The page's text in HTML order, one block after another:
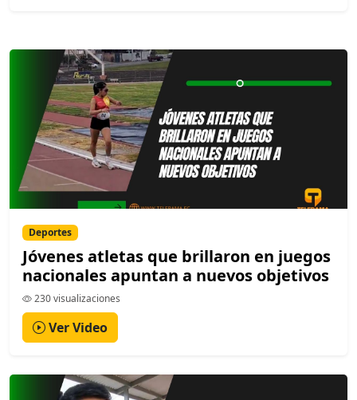
Deportes
Jóvenes atletas que brillaron en juegos
nacionales apuntan a nuevos objetivos
230 visualizaciones
Ver Video